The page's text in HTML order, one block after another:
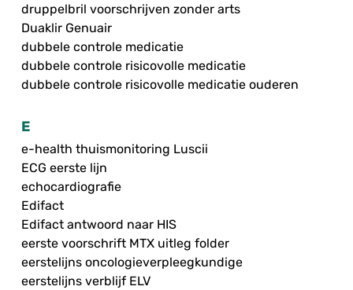
druppelbril voorschrijven zonder arts
Duaklir Genuair
dubbele controle medicatie
dubbele controle risicovolle medicatie
dubbele controle risicovolle medicatie ouderen
E
e-health thuismonitoring Luscii
ECG eerste lijn
echocardiografie
Edifact
Edifact antwoord naar HIS
eerste voorschrift MTX uitleg folder
eerstelijns oncologieverpleegkundige
eerstelijns verblijf ELV